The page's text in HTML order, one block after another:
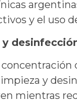
y el uso
y
mientras